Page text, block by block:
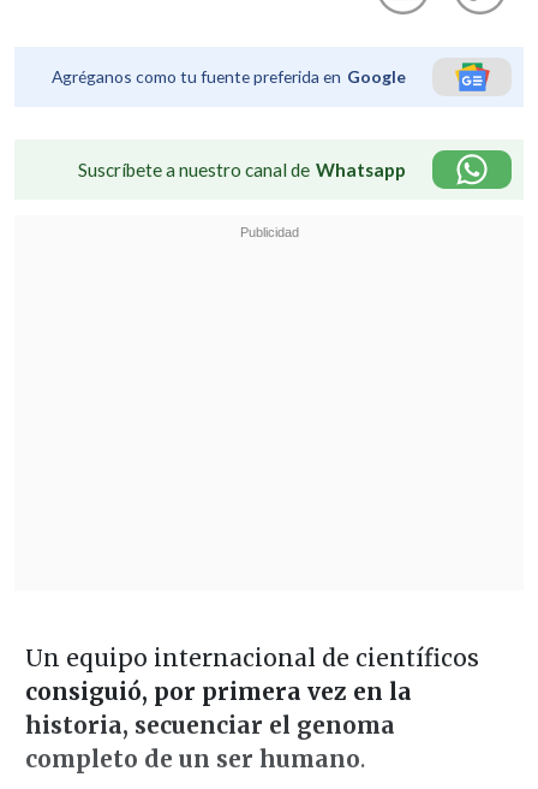
Agréganos como tu fuente preferida en Google
Suscríbete a nuestro canal de Whatsapp
Un equipo internacional de científicos
consiguió, por primera vez en la
historia, secuenciar el genoma
completo de un ser humano.